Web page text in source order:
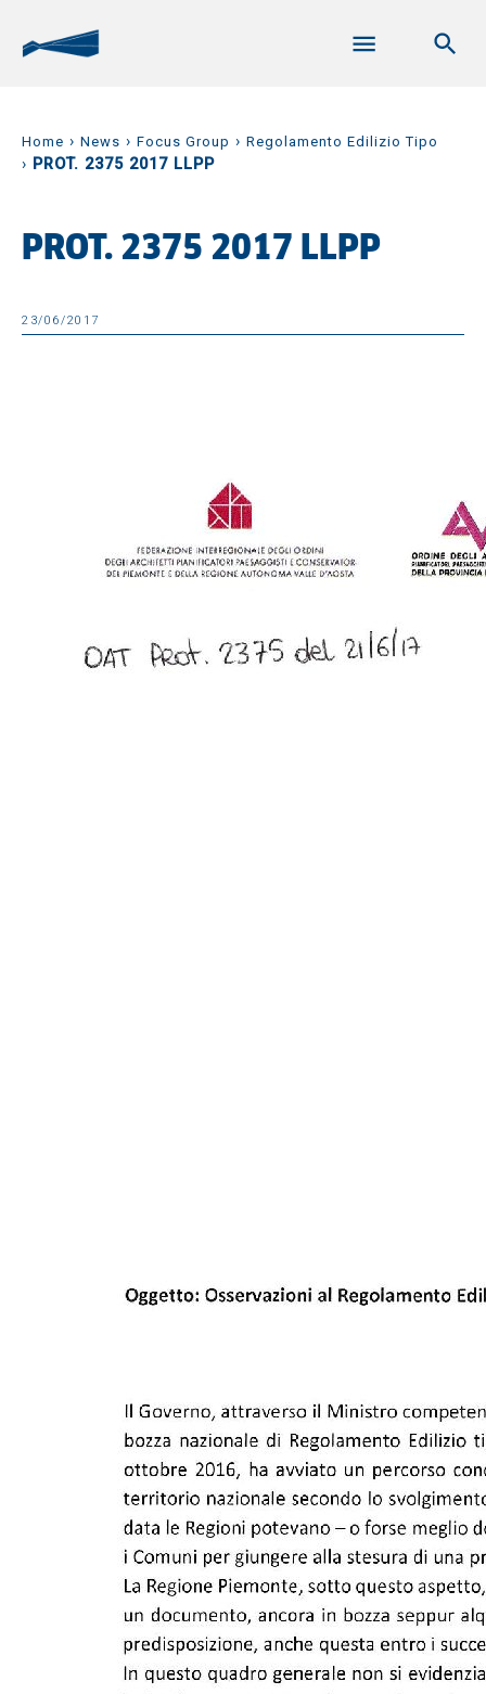
Home › News › Focus Group › Regolamento Edilizio Tipo
› PROT. 2375 2017 LLPP
PROT. 2375 2017 LLPP
23/06/2017